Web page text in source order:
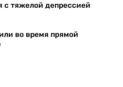
с тяжелой депрессией
во время прямой